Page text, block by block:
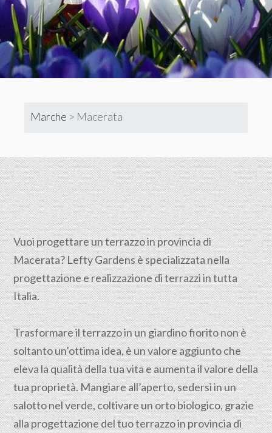
Marche > Macerata
Vuoi progettare un terrazzo in provincia di
Macerata? Lefty Gardens è specializzata nella
progettazione e realizzazione di terrazzi in tutta
Italia.
Trasformare il terrazzo in un giardino fiorito non è
soltanto un’ottima idea, è un valore aggiunto che
eleva la qualità della tua vita e aumenta il valore della
tua proprietà. Mangiare all’aperto, sedersi in un
salotto nel verde, coltivare un orto biologico, grazie
alla progettazione del tuo terrazzo in provincia di